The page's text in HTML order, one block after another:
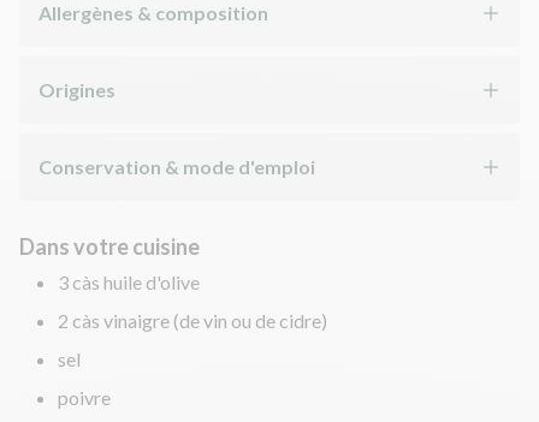
Allergènes & composition
Origines
Conservation & mode d'emploi
Dans votre cuisine
3 càs huile d'olive
2 càs vinaigre (de vin ou de cidre)
sel
poivre